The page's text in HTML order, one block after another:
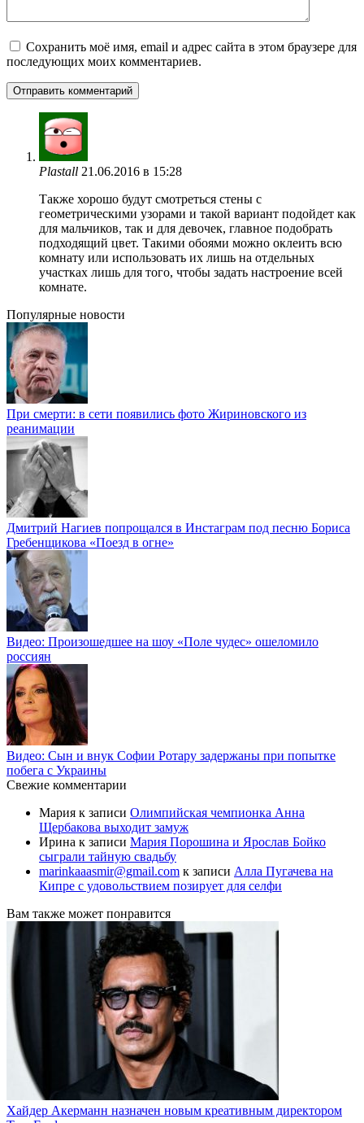
Сохранить моё имя, email и адрес сайта в этом браузере для
последующих моих комментариев.
Plastall 21.06.2016 в 15:28
Также хорошо будут смотреться стены с
геометрическими узорами и такой вариант подойдет как
для мальчиков, так и для девочек, главное подобрать
подходящий цвет. Такими обоями можно оклеить всю
комнату или использовать их лишь на отдельных
участках лишь для того, чтобы задать настроение всей
комнате.
Популярные новости
При смерти: в сети появились фото Жириновского из
реанимации
Дмитрий Нагиев попрощался в Инстаграм под песню Бориса
Гребенщикова «Поезд в огне»
Видео: Произошедшее на шоу «Поле чудес» ошеломило
россиян
Видео: Сын и внук Софии Ротару задержаны при попытке
побега с Украины
Свежие комментарии
Мария к записи Олимпийская чемпионка Анна
Щербакова выходит замуж
Ирина к записи Мария Порошина и Ярослав Бойко
сыграли тайную свадьбу
marinkaaasmir@gmail.com к записи Алла Пугачева на
Кипре с удовольствием позирует для селфи
Вам также может понравится
Хайдер Акерманн назначен новым креативным директором